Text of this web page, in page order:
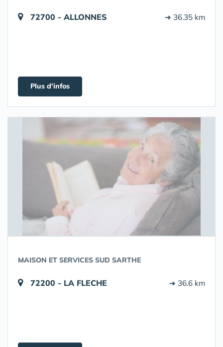
72700 - ALLONNES ➔ 36.35 km
Plus d'infos
MAISON ET SERVICES SUD SARTHE
72200 - LA FLECHE ➔ 36.6 km